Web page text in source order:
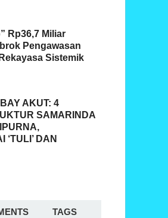
Rp36,7 Miliar
Pengawasan
Sistemik
AKUT: 4
SAMARINDA
‘TULI’ DAN
TAGS